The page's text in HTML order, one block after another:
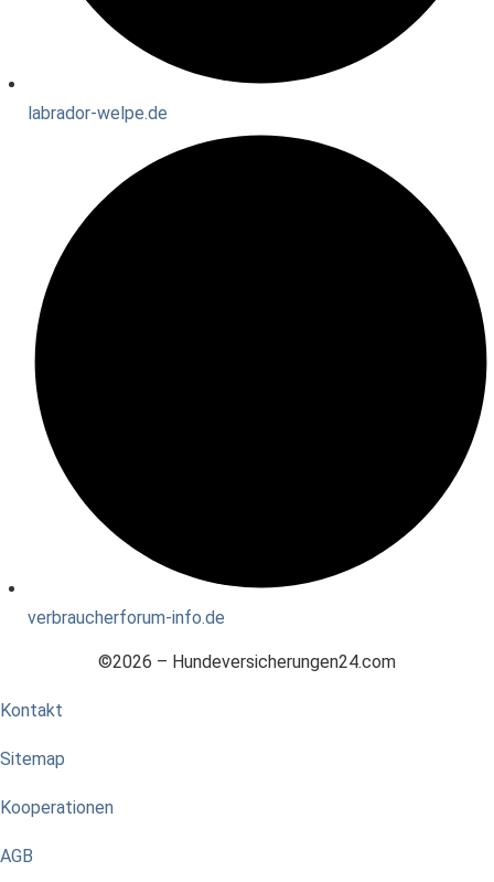
labrador-welpe.de
verbraucherforum-info.de
©2026 – Hundeversicherungen24.com
Kontakt
Sitemap
Kooperationen
AGB